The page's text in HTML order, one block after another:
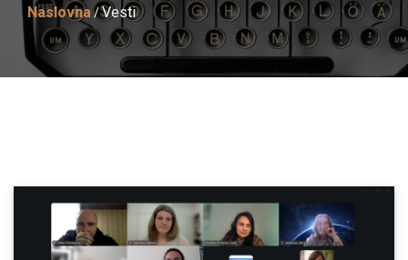
Naslovna/Vesti